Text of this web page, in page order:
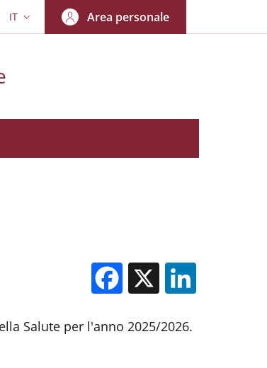
SELETTORE LINGUA: CURRENT LANGUAGE
IT Area personale
Facebook
X
Salute per l'anno 2025/2026.